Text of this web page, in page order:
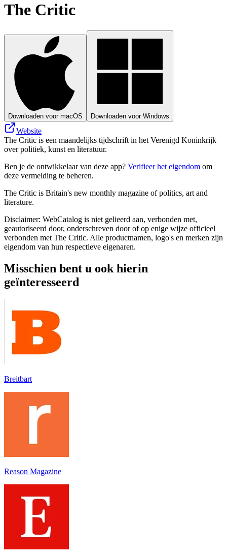
The Critic
Downloaden voor macOS Downloaden voor Windows
Website
The Critic is een maandelijks tijdschrift in het Verenigd Koninkrijk
over politiek, kunst en literatuur.
Ben je de ontwikkelaar van deze app? Verifieer het eigendom om
deze vermelding te beheren.
The Critic is Britain's new monthly magazine of politics, art and
literature.
Disclaimer: WebCatalog is niet gelieerd aan, verbonden met,
geautoriseerd door, onderschreven door of op enige wijze officieel
verbonden met The Critic. Alle productnamen, logo's en merken zijn
eigendom van hun respectieve eigenaren.
Misschien bent u ook hierin
geïnteresseerd
Breitbart
Reason Magazine